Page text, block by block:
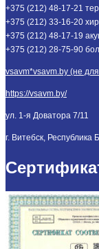
+375 (212) 48-17-21
+375 (212) 33-16-20
+375 (212) 48-17-19
+375 (212) 28-75-90
vsavm*vsavm.by (не
https://vsavm.by/
ул. 1-я Доватора 7/11
г. Витебск, Республика